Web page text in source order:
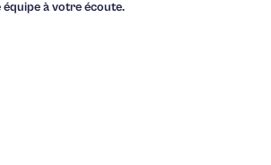
équipe à votre écoute.